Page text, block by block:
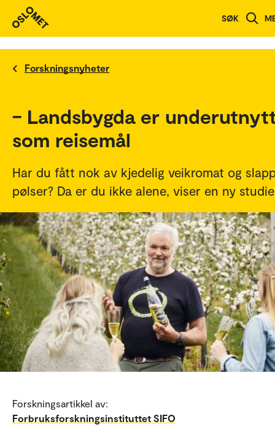
SØK
Forskningsnyheter
– Landsbygda er
som reisemål
Har du fått nok av kjedelig veikromat og
pølser? Da er du ikke alene, viser en ny
Forskningsartikkel av:
Forbruksforskningsinstituttet SIFO